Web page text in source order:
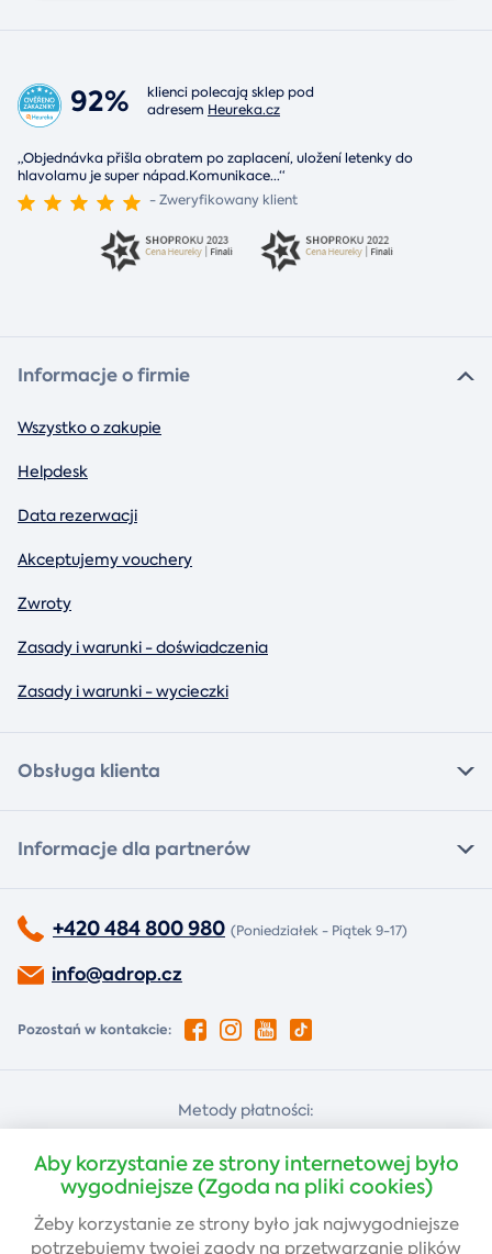
92%
klienci polecają sklep pod
adresem Heureka.cz
„Objednávka přišla obratem po zaplacení, uložení letenky do
hlavolamu je super nápad.Komunikace...“
- Zweryfikowany klient
Informacje o firmie
Wszystko o zakupie
Helpdesk
Data rezerwacji
Akceptujemy vouchery
Zwroty
Zasady i warunki - doświadczenia
Zasady i warunki - wycieczki
Obsługa klienta
Informacje dla partnerów
+420 484 800 980 (Poniedziałek - Piątek 9-17)
info@adrop.cz
Pozostań w kontakcie:
Metody płatności:
Za pobraniem Płatność kartą
Przelew bankowy
Aby korzystanie ze strony internetowej było
wygodniejsze (Zgoda na pliki cookies)
Żeby korzystanie ze strony było jak najwygodniejsze
potrzebujemy twojej zgody na przetwarzanie plików